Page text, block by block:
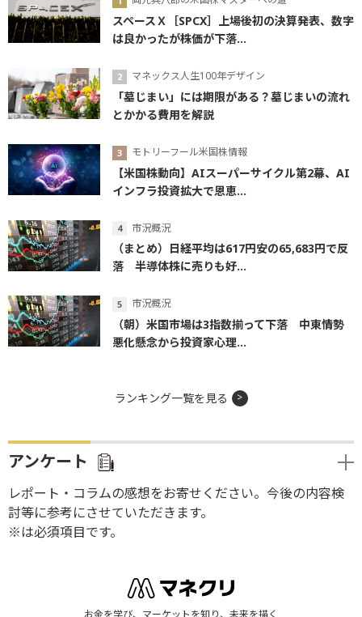
スペースＸ［SPCX］上場後初の決算発表、数字
は良かったが株価が下落...
マネックス人生100年デザイン
「墓じまい」には期限がある？墓じまいの流れ
とかかる費用を解説
モトリーフール米国株情報
【米国株動向】AIスーパーサイクル第2幕、AI
インフラ投資拡大で恩恵...
市況概況
（まとめ）日経平均は617円安の65,683円で反
落 半導体株に売りも好...
市況概況
（朝）米国市場は3指数揃って下落 中東情勢
悪化懸念から投資家心理...
ランキング一覧を見る
アンケート
レポート・コラムの感想をお寄せください。今後の内容検
討等に参考にさせていただきます。
※は必須項目です。